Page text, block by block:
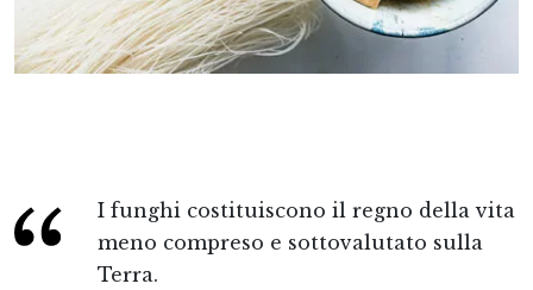
I funghi costituiscono il regno della vita
meno compreso e sottovalutato sulla
Terra.